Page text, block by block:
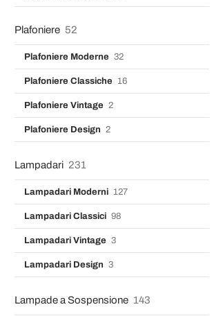
Plafoniere 52
Plafoniere Moderne 32
Plafoniere Classiche 16
Plafoniere Vintage 2
Plafoniere Design 2
Lampadari 231
Lampadari Moderni 127
Lampadari Classici 98
Lampadari Vintage 3
Lampadari Design 3
Lampade a Sospensione 143